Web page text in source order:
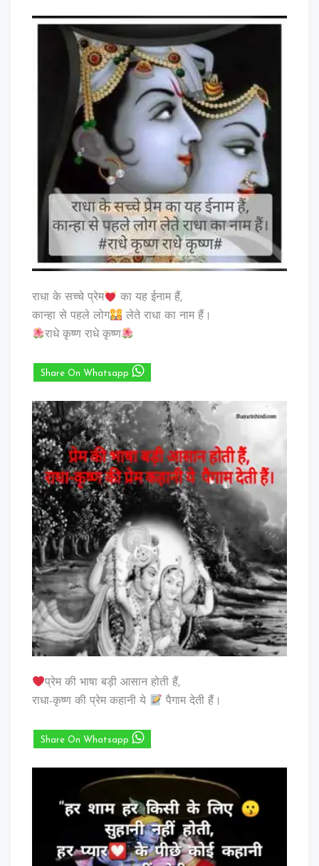
राधा के सच्चे प्रेम
का यह ईनाम हैं,
कान्हा से पहले लोग
लेते राधा का नाम हैं।
राधे कृष्ण राधे कृष्ण
Share On Whatsapp
प्रेम की भाषा बड़ी आसान होती हैं,
राधा-कृष्ण की प्रेम कहानी ये
पैगाम देती हैं।
Share On Whatsapp